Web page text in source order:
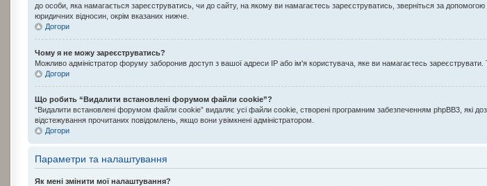
до особи, яка намагається зареєструватись, чи до сайту, на якому ви намагаєтесь зареєструватись, зверніться за
юридичних відносин, окрім вказаних нижче.
Догори
Чому я не можу зареєструватись?
Можливо адміністратор форуму заборонив доступ з вашої адреси IP або ім'я користувача, яке ви намагаєтесь
Догори
Що робить “Видалити встановлені форумом файли cookie”?
“Видалити встановлені форумом файли cookie” видаляє усі файли cookie, створені програмним забезпеченням phpBB3, які
відстежування прочитаних повідомлень, якщо вони увімкнені адміністратором.
Догори
Параметри та налаштування
Як мені змінити мої налаштування?